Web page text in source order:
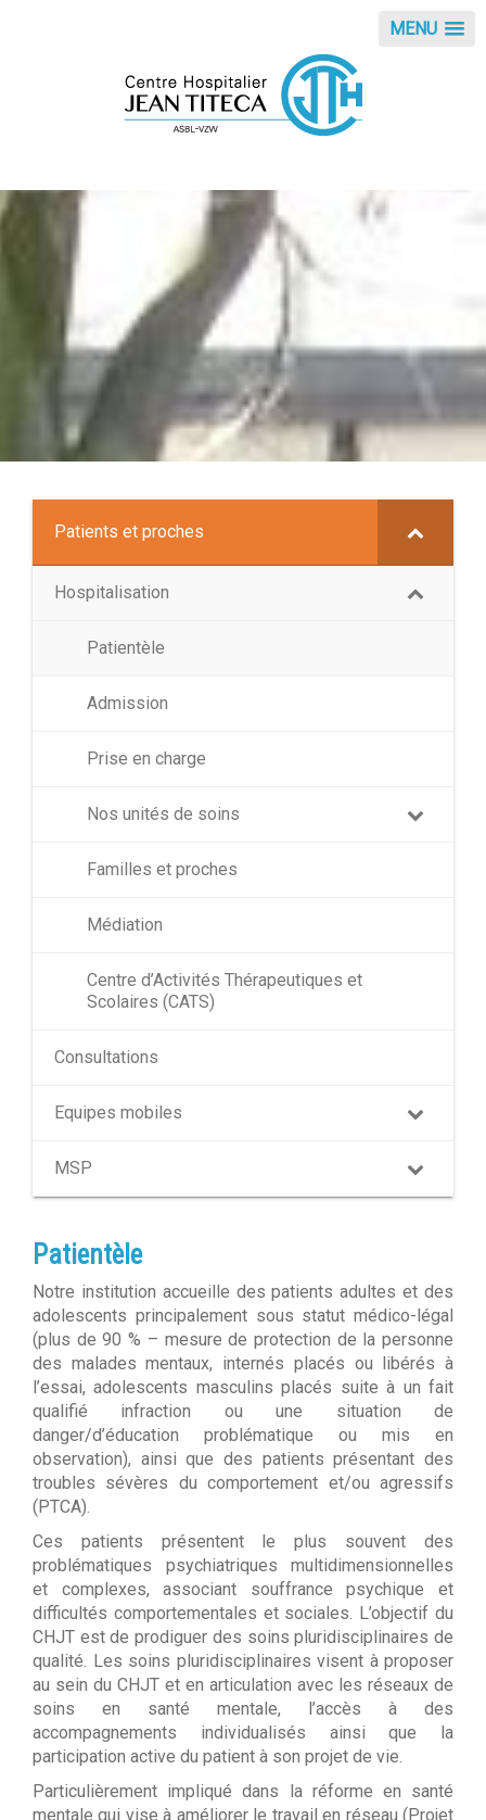
MENU
Patients et proches
Hospitalisation
Patientèle
Admission
Prise en charge
Nos unités de soins
Familles et proches
Médiation
Centre d’Activités Thérapeutiques et
Scolaires (CATS)
Consultations
Equipes mobiles
MSP
Patientèle
Notre institution accueille des patients adultes et des
adolescents principalement sous statut médico-légal
(plus de 90 % – mesure de protection de la personne
des malades mentaux, internés placés ou libérés à
l’essai, adolescents masculins placés suite à un fait
qualifié infraction ou une situation de
danger/d’éducation problématique ou mis en
observation), ainsi que des patients présentant des
troubles sévères du comportement et/ou agressifs
(PTCA).
Ces patients présentent le plus souvent des
problématiques psychiatriques multidimensionnelles
et complexes, associant souffrance psychique et
difficultés comportementales et sociales. L’objectif du
CHJT est de prodiguer des soins pluridisciplinaires de
qualité. Les soins pluridisciplinaires visent à proposer
au sein du CHJT et en articulation avec les réseaux de
soins en santé mentale, l’accès à des
accompagnements individualisés ainsi que la
participation active du patient à son projet de vie.
Particulièrement impliqué dans la réforme en santé
mentale qui vise à améliorer le travail en réseau (Projet